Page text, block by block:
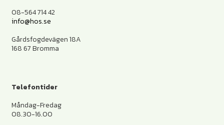
08-564 714 42
info@hos.se
Gårdsfogdevägen 18A
168 67 Bromma
Telefontider
Måndag-Fredag
08.30-16.00